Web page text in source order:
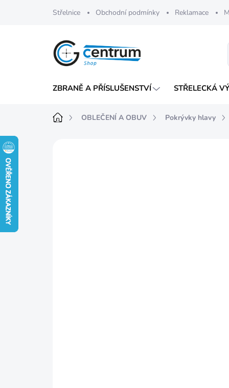
Střelnice Obchodní podmínky Reklamace
ZBRANĚ A PŘÍSLUŠENSTVÍ STŘELECKÁ
DomůOBLEČENÍ A OBUV Pokrývky hlavy